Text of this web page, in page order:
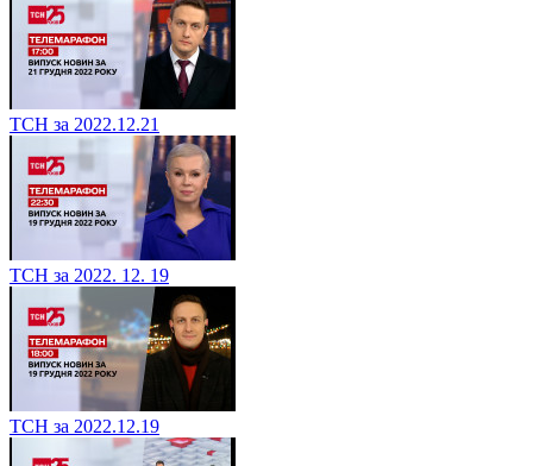
ТСН за 2022.12.21
ТСН за 2022. 12. 19
ТСН за 2022.12.19